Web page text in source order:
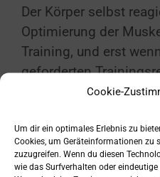
Cookie-
Um dir ein optimales Erlebnis zu
Cookies, um Geräteinformationen zu
zuzugreifen. Wenn du diesen
wie das Surfverhalten oder
Der Körper selbst
Optimierung der
Training, und erst
geforderten
kann, leitet er
Muskelaufbau selbst
meisten Energie.
Schritt am längsten